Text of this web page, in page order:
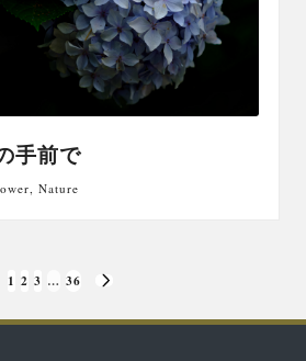
手前で
,Nature
1 2 3 … 36